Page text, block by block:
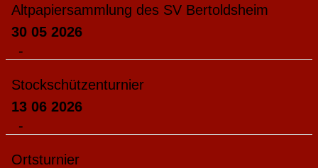
Altpapiersammlung des SV Bertoldsheim
30 05 2026
-
Stockschützenturnier
13 06 2026
-
Ortsturnier